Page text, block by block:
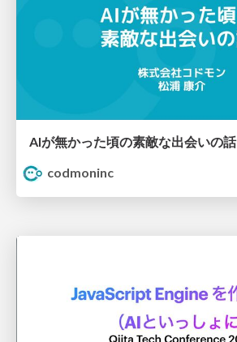
AIが無かった頃の素敵な出会いの話
codmoninc